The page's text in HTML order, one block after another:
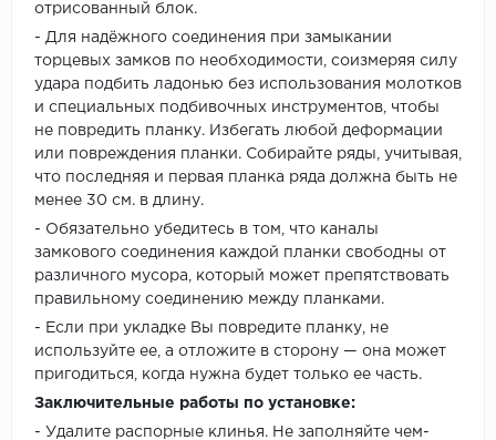
отрисованный блок.
- Для надёжного соединения при замыкании
торцевых замков по необходимости, соизмеряя силу
удара подбить ладонью без использования молотков
и специальных подбивочных инструментов, чтобы
не повредить планку. Избегать любой деформации
или повреждения планки. Собирайте ряды, учитывая,
что последняя и первая планка ряда должна быть не
менее 30 см. в длину.
- Обязательно убедитесь в том, что каналы
замкового соединения каждой планки свободны от
различного мусора, который может препятствовать
правильному соединению между планками.
- Если при укладке Вы повредите планку, не
используйте ее, а отложите в сторону — она может
пригодиться, когда нужна будет только ее часть.
Заключительные работы по установке:
- Удалите распорные клинья. Не заполняйте чем-